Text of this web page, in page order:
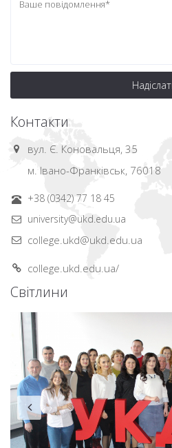
Контакти
вул. Є. Коновальця, 35
м. Івано-Франківськ, 76018
+38 (0342) 77 18 45
university@ukd.edu.ua
college.ukd@ukd.edu.ua
college.ukd.edu.ua/
Світлини